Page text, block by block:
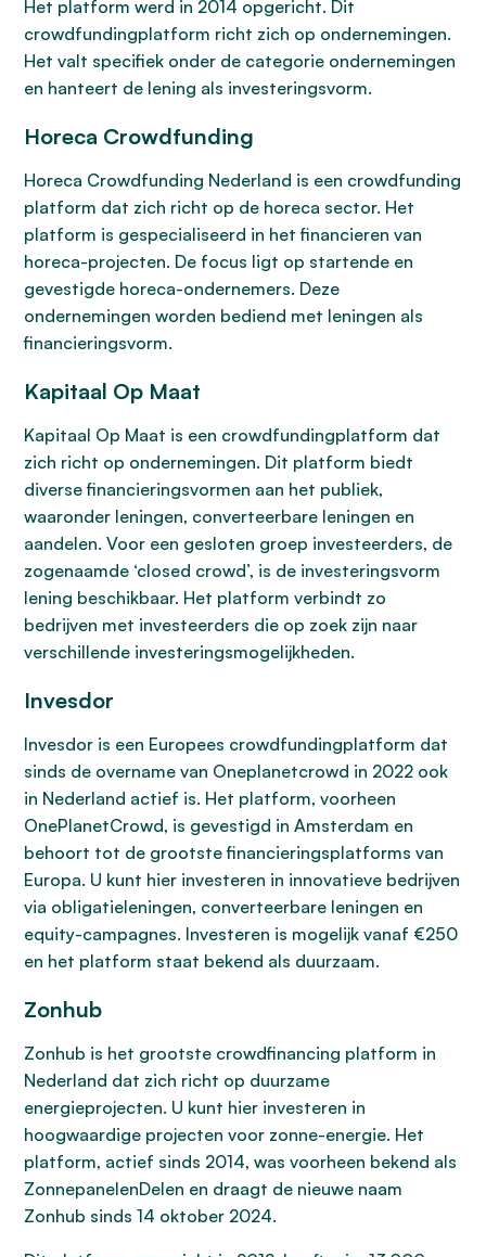
Het platform werd in 2014 opgericht. Dit
crowdfundingplatform richt zich op ondernemingen.
Het valt specifiek onder de categorie ondernemingen
en hanteert de lening als investeringsvorm.
Horeca Crowdfunding
Horeca Crowdfunding Nederland is een crowdfunding
platform dat zich richt op de horeca sector. Het
platform is gespecialiseerd in het financieren van
horeca-projecten. De focus ligt op startende en
gevestigde horeca-ondernemers. Deze
ondernemingen worden bediend met leningen als
financieringsvorm.
Kapitaal Op Maat
Kapitaal Op Maat is een crowdfundingplatform dat
zich richt op ondernemingen. Dit platform biedt
diverse financieringsvormen aan het publiek,
waaronder leningen, converteerbare leningen en
aandelen. Voor een gesloten groep investeerders, de
zogenaamde ‘closed crowd’, is de investeringsvorm
lening beschikbaar. Het platform verbindt zo
bedrijven met investeerders die op zoek zijn naar
verschillende investeringsmogelijkheden.
Invesdor
Invesdor is een Europees crowdfundingplatform dat
sinds de overname van Oneplanetcrowd in 2022 ook
in Nederland actief is. Het platform, voorheen
OnePlanetCrowd, is gevestigd in Amsterdam en
behoort tot de grootste financieringsplatforms van
Europa. U kunt hier investeren in innovatieve bedrijven
via obligatieleningen, converteerbare leningen en
equity-campagnes. Investeren is mogelijk vanaf €250
en het platform staat bekend als duurzaam.
Zonhub
Zonhub is het grootste crowdfinancing platform in
Nederland dat zich richt op duurzame
energieprojecten. U kunt hier investeren in
hoogwaardige projecten voor zonne-energie. Het
platform, actief sinds 2014, was voorheen bekend als
ZonnepanelenDelen en draagt de nieuwe naam
Zonhub sinds 14 oktober 2024.